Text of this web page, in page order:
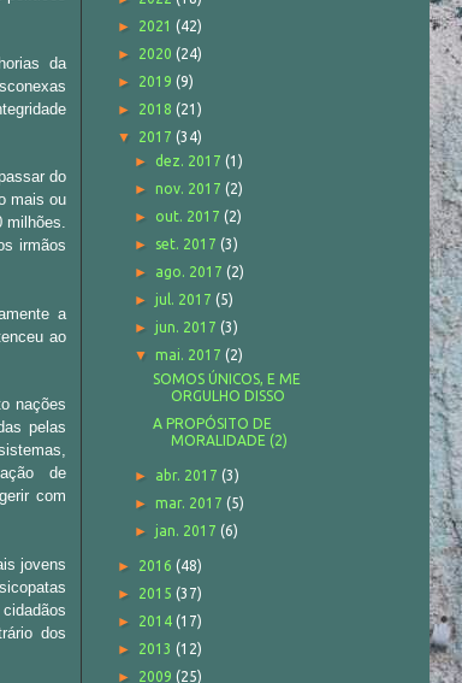
da
do
mais ou
milhões.
irmãos
a
ao
nações
pelas
de
com
jovens
dos
► 2021 (42)
► 2020 (24)
► 2019 (9)
► 2018 (21)
▼ 2017 (34)
► dez. 2017(1)
►nov. 2017(2)
► out. 2017(2)
► set. 2017(3)
► ago. 2017(2)
►jul. 2017(5)
►jun. 2017(3)
▼mai. 2017(2)
SOMOS ÚNICOS, E ME
ORGULHO DISSO
A PROPÓSITO DE
MORALIDADE (2)
► abr. 2017(3)
►mar. 2017(5)
►jan. 2017(6)
► 2016 (48)
► 2015 (37)
► 2014 (17)
► 2013 (12)
► 2009 (25)